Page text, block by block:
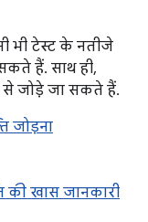
भी टेस्ट के नतीजे
हैं. साथ ही,
जोड़े जा सकते हैं.
जोड़ना
की खास जानकारी